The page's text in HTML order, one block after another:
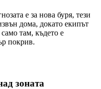
е за нова буря, тези
дома, докато екипът
там, където е
покрив.
зоната